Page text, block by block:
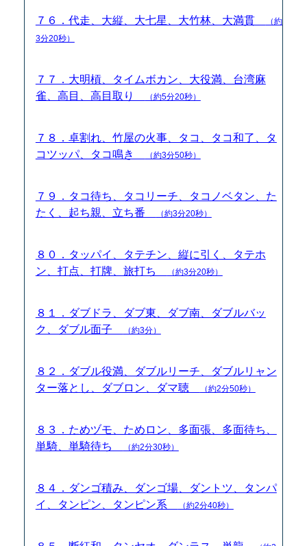
７６．代走、大縦、大七星、大竹林、大満貫
（約
3分20秒）
７７．大明槓、タイムボカン、大役満、台湾麻
雀、高目、高目取り
（約5分20秒）
７８．卓割れ、竹屋の火事、タコ、タコ和了、タ
コツッパ、タコ鳴き
（約3分50秒）
７９．タコ待ち、タコリーチ、タコノベタン、た
たく、起ち親、立ち番
（約3分20秒）
８０．タッパイ、タテチン、縦に引く、タテホ
ン、打点、打牌、旅打ち
（約3分20秒）
８１．ダブドラ、ダブ東、ダブ南、ダブルバッ
ク、ダブル面子
（約3分）
８２．ダブル役満、ダブルリーチ、ダブルリャン
ター落とし、ダブロン、ダマ聴
（約2分50秒）
８３．ためヅモ、ためロン、多面張、多面待ち、
単騎、単騎待ち
（約2分30秒）
８４．ダンゴ積み、ダンゴ場、ダントツ、タンパ
イ、タンピン、タンピン系
（約2分40秒）